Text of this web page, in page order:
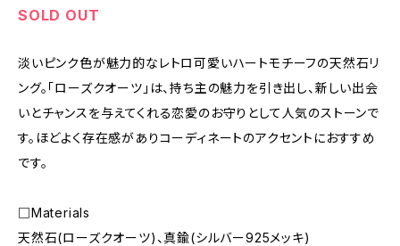
SOLD OUT
淡いピンク色が魅力的なレトロ可愛いハートモチーフの天然石リ
ング。「ローズクオーツ」は、持ち主の魅力を引き出し、新しい出会
いとチャンスを与えてくれる恋愛のお守りとして人気のストーンで
す。ほどよく存在感がありコーディネートのアクセントにおすすめ
です。
□Materials
天然石(ローズクオーツ)、真鍮(シルバー925メッキ)